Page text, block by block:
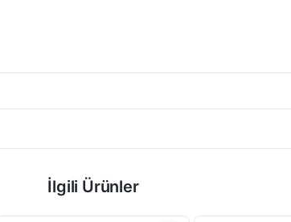
İlgili Ürünler